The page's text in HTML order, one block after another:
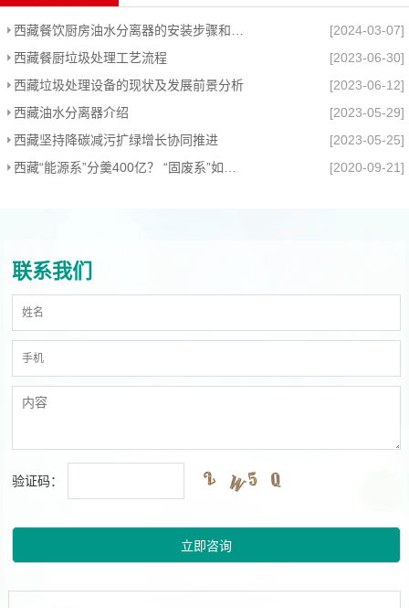
西藏餐饮厨房油水分离器的安装步骤和维护管理
[2024-03-07]
西藏餐厨垃圾处理工艺流程
[2023-06-30]
西藏垃圾处理设备的现状及发展前景分析
[2023-06-12]
西藏油水分离器介绍
[2023-05-29]
西藏坚持降碳减污扩绿增长协同推进
[2023-05-25]
西藏“能源系”分羹400亿？ “固废系”如何抢废油脂市场
[2020-09-21]
联系我们
验证码：